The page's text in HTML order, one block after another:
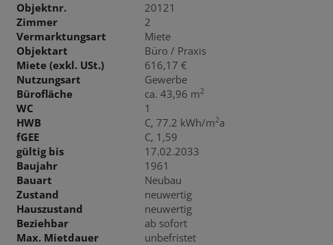
Objektnr.
20121
Zimmer
2
Vermarktungsart
Miete
Objektart
Büro / Praxis
Miete (exkl. USt.)
616,17 €
Nutzungsart
Gewerbe
Bürofläche
ca. 43,96 m2
WC
1
HWB
C, 77.2 kWh/m2a
fGEE
C, 1,59
gültig bis
17.02.2033
Baujahr
1961
Bauart
Neubau
Zustand
neuwertig
Hauszustand
neuwertig
Beziehbar
ab sofort
Max. Mietdauer
unbefristet